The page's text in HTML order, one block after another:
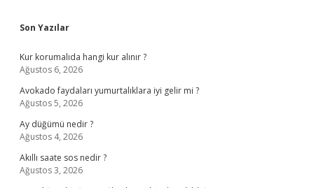
Sidebar
Son Yazılar
Kur korumalıda hangi kur alınır ?
Ağustos 6, 2026
Avokado faydaları yumurtalıklara iyi gelir mi ?
Ağustos 5, 2026
Ay düğümü nedir ?
Ağustos 4, 2026
Akıllı saate sos nedir ?
Ağustos 3, 2026